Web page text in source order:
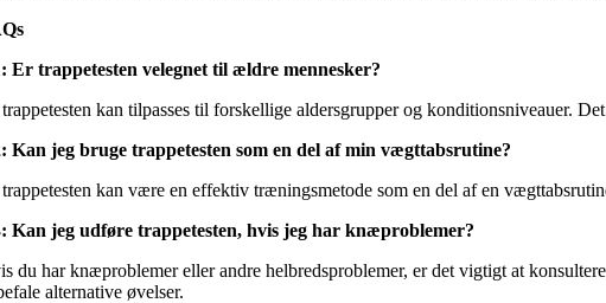
Er trappetesten velegnet til ældre mennesker?
trappetesten kan tilpasses til forskellige aldersgrupper og konditionsniveauer.
Kan jeg bruge trappetesten som en del af min vægttabsrutine?
trappetesten kan være en effektiv træningsmetode som en del af en
Kan jeg udføre trappetesten, hvis jeg har knæproblemer?
du har knæproblemer eller andre helbredsproblemer, er det vigtigt at
alternative øvelser.